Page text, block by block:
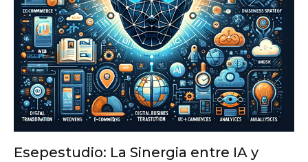
Esepestudio: La Sinergia entre IA y